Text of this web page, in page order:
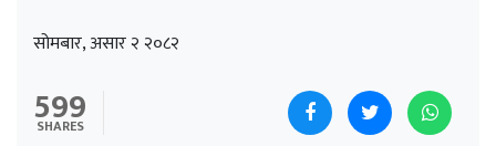
सोमबार, असार २ २०८२
599
SHARES